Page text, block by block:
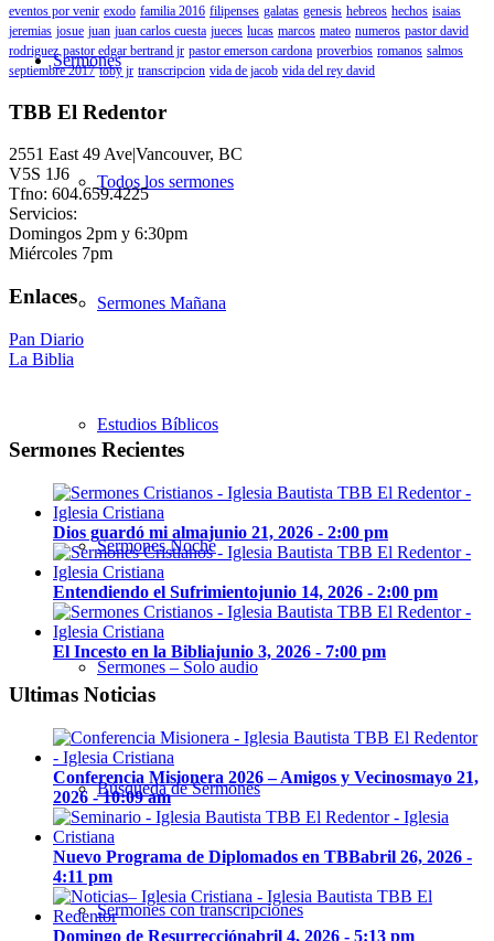
Sermones
Todos los sermones
Sermones Mañana
Estudios Bíblicos
Sermones Noche
Sermones – Solo audio
Búsqueda de Sermones
Sermones con transcripciones
eventos por venir exodo familia 2016 filipenses galatas genesis hebreos hechos isaias
jeremias josue juan juan carlos cuesta jueces lucas marcos mateo numeros pastor david
rodriguez pastor edgar bertrand jr pastor emerson cardona proverbios romanos salmos
septiembre 2017 toby jr transcripcion vida de jacob vida del rey david
TBB El Redentor
2551 East 49 Ave|Vancouver, BC
V5S 1J6
Tfno: 604.659.4225
Servicios:
Domingos 2pm y 6:30pm
Miércoles 7pm
Enlaces
Pan Diario
La Biblia
Sermones Recientes
Dios guardó mi almajunio 21, 2026 - 2:00 pm
Entendiendo el Sufrimientojunio 14, 2026 - 2:00 pm
El Incesto en la Bibliajunio 3, 2026 - 7:00 pm
Ultimas Noticias
Conferencia Misionera 2026 – Amigos y Vecinosmayo 21,
2026 - 10:09 am
Nuevo Programa de Diplomados en TBBabril 26, 2026 -
4:11 pm
Domingo de Resurrecciónabril 4, 2026 - 5:13 pm